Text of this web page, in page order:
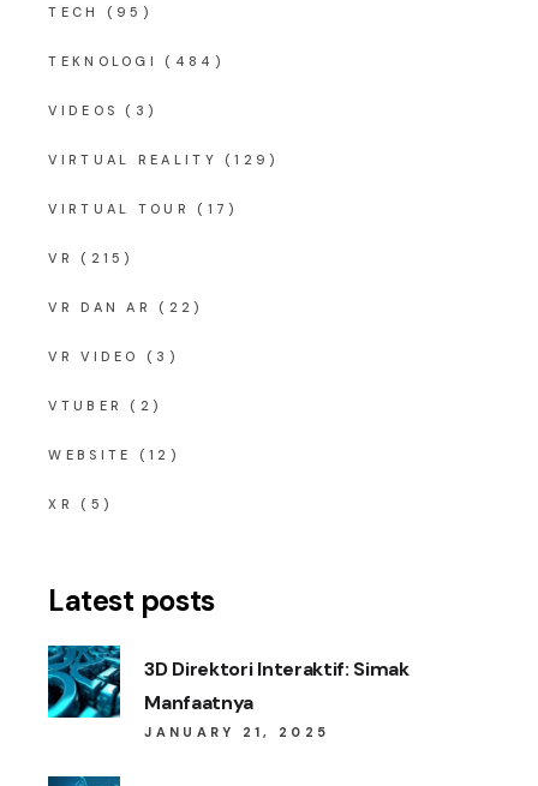
TECH (95)
TEKNOLOGI (484)
VIDEOS (3)
VIRTUAL REALITY (129)
VIRTUAL TOUR (17)
VR (215)
VR DAN AR (22)
VR VIDEO (3)
VTUBER (2)
WEBSITE (12)
XR (5)
Latest posts
3D Direktori Interaktif: Simak
Manfaatnya
JANUARY 21, 2025